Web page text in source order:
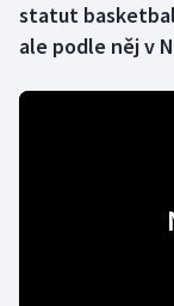
Florbal
statut
ale podle něj v